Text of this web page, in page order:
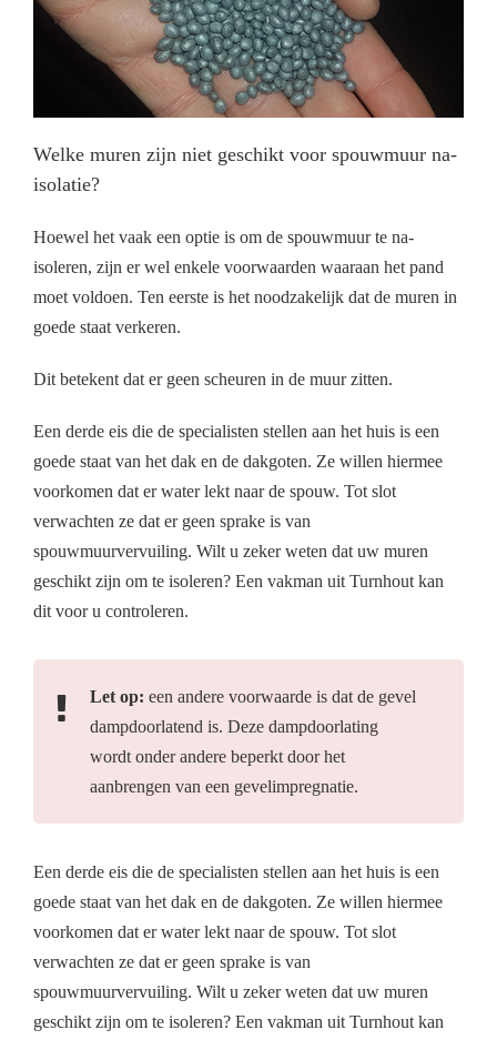
Welke muren zijn niet geschikt voor spouwmuur na-
isolatie?
Hoewel het vaak een optie is om de spouwmuur te na-
isoleren, zijn er wel enkele voorwaarden waaraan het pand
moet voldoen. Ten eerste is het noodzakelijk dat de muren in
goede staat verkeren.
Dit betekent dat er geen scheuren in de muur zitten.
Een derde eis die de specialisten stellen aan het huis is een
goede staat van het dak en de dakgoten. Ze willen hiermee
voorkomen dat er water lekt naar de spouw. Tot slot
verwachten ze dat er geen sprake is van
spouwmuurvervuiling. Wilt u zeker weten dat uw muren
geschikt zijn om te isoleren? Een vakman uit Turnhout kan
dit voor u controleren.
Let op: een andere voorwaarde is dat de gevel
dampdoorlatend is. Deze dampdoorlating
wordt onder andere beperkt door het
aanbrengen van een gevelimpregnatie.
Een derde eis die de specialisten stellen aan het huis is een
goede staat van het dak en de dakgoten. Ze willen hiermee
voorkomen dat er water lekt naar de spouw. Tot slot
verwachten ze dat er geen sprake is van
spouwmuurvervuiling. Wilt u zeker weten dat uw muren
geschikt zijn om te isoleren? Een vakman uit Turnhout kan